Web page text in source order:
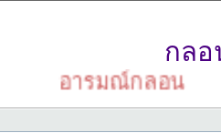
กลอ
อารมณ์กลอน